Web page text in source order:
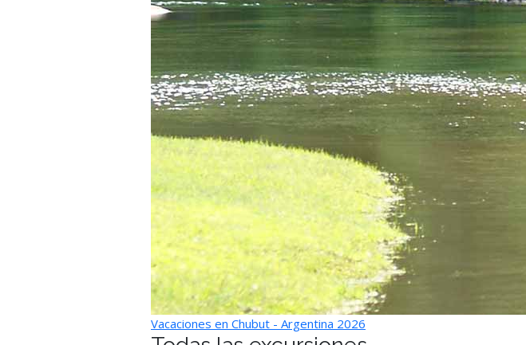
Vacaciones en Chubut - Argentina 2026